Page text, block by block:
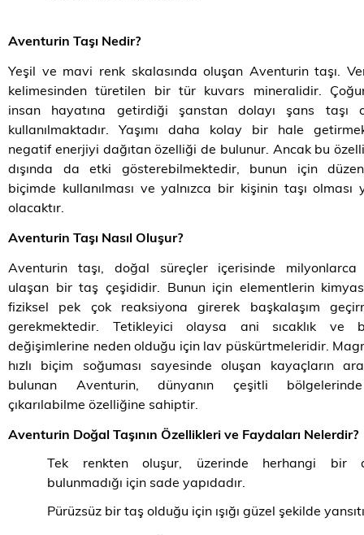
Aventurin Taşı Nedir?
Yeşil ve mavi renk skalasında oluşan Aventurin taşı.
kelimesinden türetilen bir tür kuvars mineralidir.
insan hayatına getirdiği şanstan dolayı şans taşı
kullanılmaktadır. Yaşımı daha kolay bir hale
negatif enerjiyi dağıtan özelliği de bulunur. Ancak bu
dışında da etki gösterebilmektedir, bunun için
biçimde kullanılması ve yalnızca bir kişinin taşı olması
olacaktır.
Aventurin Taşı Nasıl Oluşur?
Aventurin taşı, doğal süreçler içerisinde milyonlarca
ulaşan bir taş çeşididir. Bunun için elementlerin
fiziksel pek çok reaksiyona girerek başkalaşım
gerekmektedir. Tetikleyici olaysa ani sıcaklık ve
değişimlerine neden olduğu için lav püskürtmeleridir.
hızlı biçim soğuması sayesinde oluşan kayaçların
bulunan Aventurin, dünyanın çeşitli
çıkarılabilme özelliğine sahiptir.
Aventurin Doğal Taşının Özellikleri ve Faydaları Nelerdir?
Tek renkten oluşur, üzerinde herhangi bir
bulunmadığı için sade yapıdadır.
Pürüzsüz bir taş olduğu için ışığı güzel şekilde